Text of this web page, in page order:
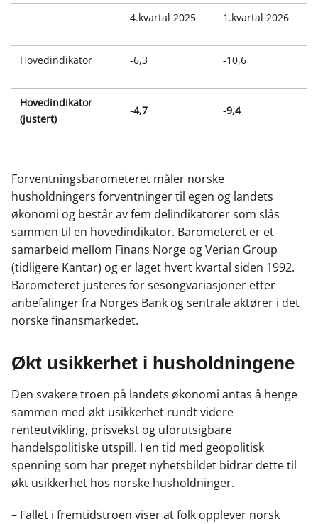
k
n
4.kvartal 2025 1.kvartal 2026
Hovedindikator -6,3 -10,6
Hovedindikator
(justert)
-4,7 -9,4
Forventningsbarometeret måler norske
husholdningers forventninger til egen og landets
økonomi og består av fem delindikatorer som slås
sammen til en hovedindikator. Barometeret er et
samarbeid mellom Finans Norge og Verian Group
(tidligere Kantar) og er laget hvert kvartal siden 1992.
Barometeret justeres for sesongvariasjoner etter
anbefalinger fra Norges Bank og sentrale aktører i det
norske finansmarkedet.
Økt usikkerhet i husholdningene
Den svakere troen på landets økonomi antas å henge
sammen med økt usikkerhet rundt videre
renteutvikling, prisvekst og uforutsigbare
handelspolitiske utspill. I en tid med geopolitisk
spenning som har preget nyhetsbildet bidrar dette til
økt usikkerhet hos norske husholdninger.
– Fallet i fremtidstroen viser at folk opplever norsk